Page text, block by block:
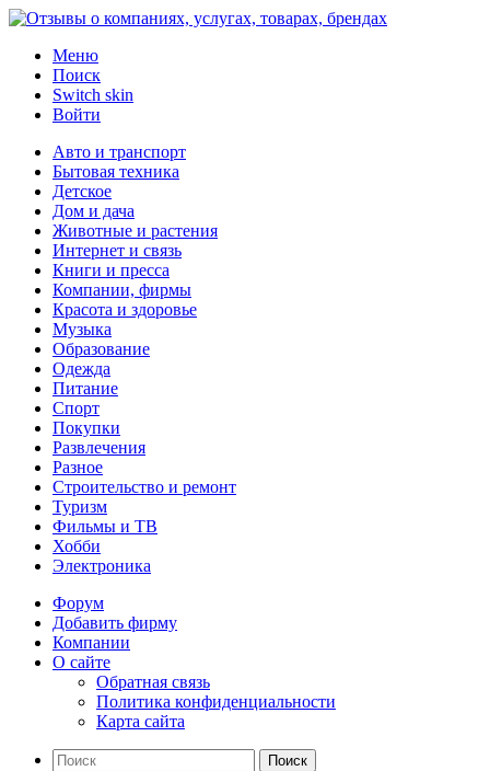
Меню
Поиск
Switch skin
Войти
Авто и транспорт
Бытовая техника
Детское
Дом и дача
Животные и растения
Интернет и связь
Книги и пресса
Компании, фирмы
Красота и здоровье
Музыка
Образование
Одежда
Питание
Спорт
Покупки
Развлечения
Разное
Строительство и ремонт
Туризм
Фильмы и ТВ
Хобби
Электроника
Форум
Добавить фирму
Компании
О сайте
Обратная связь
Политика конфиденциальности
Карта сайта
Поиск